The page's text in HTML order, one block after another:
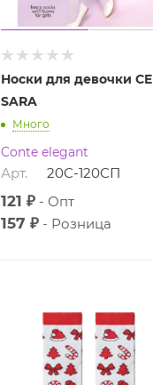
Носки для девочки CE
SARA
Много
Conte elegant
Арт. 20С-120СП
121 ₽ Опт
157 ₽ Розница